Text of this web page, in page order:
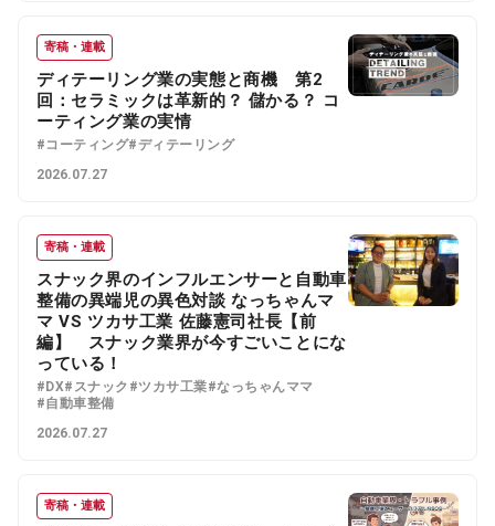
寄稿・連載
ディテーリング業の実態と商機 第2
回：セラミックは革新的？ 儲かる？ コ
ーティング業の実情
#コーティング#ディテーリング
2026.07.27
寄稿・連載
スナック界のインフルエンサーと自動車
整備の異端児の異色対談 なっちゃんマ
マ VS ツカサ工業 佐藤憲司社長【前
編】 スナック業界が今すごいことにな
っている！
#DX#スナック #ツカサ工業#なっちゃんママ
#自動車整備
2026.07.27
寄稿・連載